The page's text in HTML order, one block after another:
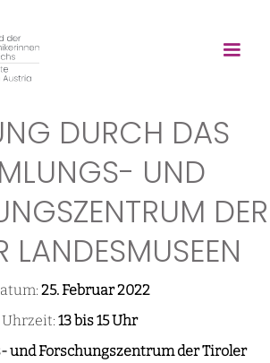
DURCH DAS
UND
DER
LANDESMUSEEN
25. Februar 2022
Uhrzeit: 13 bis 15 Uhr
und Forschungszentrum der Tiroler